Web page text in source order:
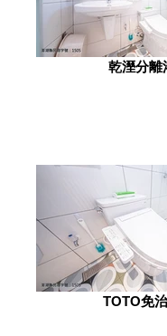
乾溼分離
TOTO免